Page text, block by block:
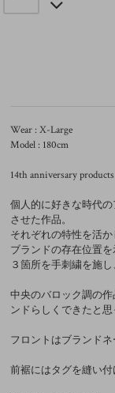
Wear : X-Large
Model : 180cm
14th anniversary products
個人的に好きな時代
させた作品。
それぞれの特性を活か
ブランドの存在位置
３箇所を手刺繍を施
中央のバロック調の
ンドらしくできたと思
フロントはブランドネ
前裾にはタグを縫い付